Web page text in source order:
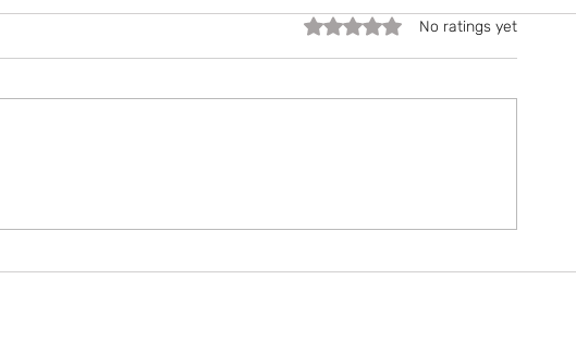
Rated 0 out of 5 stars.No ratings yet